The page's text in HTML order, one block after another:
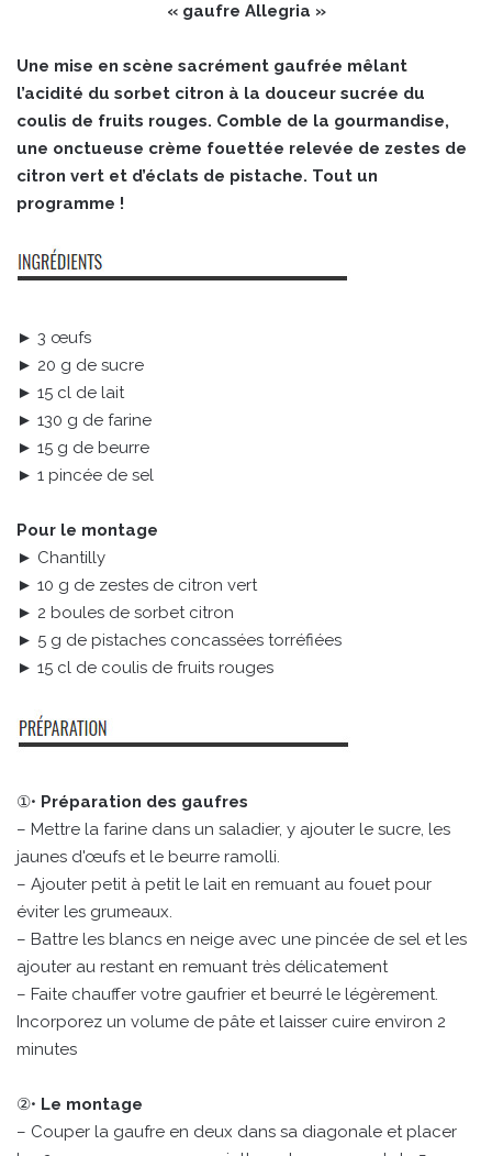
« gaufre Allegria »
Une mise en scène sacrément gaufrée mêlant
l’acidité du sorbet citron à la douceur sucrée du
coulis de fruits rouges. Comble de la gourmandise,
une onctueuse crème fouettée relevée de zestes de
citron vert et d’éclats de pistache. Tout un
programme !
► 3 œufs
► 20 g de sucre
► 15 cl de lait
► 130 g de farine
► 15 g de beurre
► 1 pincée de sel
Pour le montage
► Chantilly
► 10 g de zestes de citron vert
► 2 boules de sorbet citron
► 5 g de pistaches concassées torréfiées
► 15 cl de coulis de fruits rouges
①• Préparation des gaufres
– Mettre la farine dans un saladier, y ajouter le sucre, les
jaunes d'œufs et le beurre ramolli.
– Ajouter petit à petit le lait en remuant au fouet pour
éviter les grumeaux.
– Battre les blancs en neige avec une pincée de sel et les
ajouter au restant en remuant très délicatement
– Faite chauffer votre gaufrier et beurré le légèrement.
Incorporez un volume de pâte et laisser cuire environ 2
minutes
②• Le montage
– Couper la gaufre en deux dans sa diagonale et placer